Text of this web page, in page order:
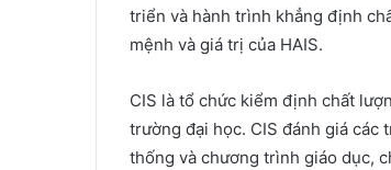
triển và hành trình khẳng định
mệnh và giá trị của HAIS.
CIS là tổ chức kiểm định chất
trường đại học. CIS đánh giá các
thống và chương trình giáo dục,